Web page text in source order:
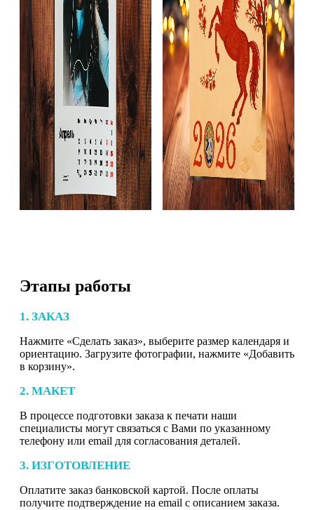
Этапы работы
1. ЗАКАЗ
Нажмите «Сделать заказ», выберите размер календаря и
ориентацию. Загрузите фотографии, нажмите «Добавить
в корзину».
2. МАКЕТ
В процессе подготовки заказа к печати наши
специалисты могут связаться с Вами по указанному
телефону или email для согласования деталей.
3. ИЗГОТОВЛЕНИЕ
Оплатите заказ банковской картой. После оплаты
получите подтверждение на email с описанием заказа.